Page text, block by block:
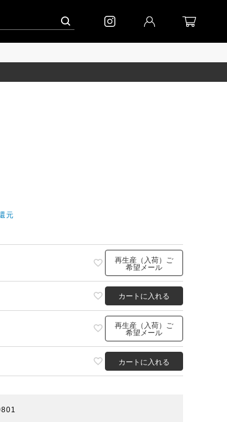
予約│「エッグジャケット GREY」
元
再生産（入荷）ご
希望メール
カートに入れる
再生産（入荷）ご
希望メール
カートに入れる